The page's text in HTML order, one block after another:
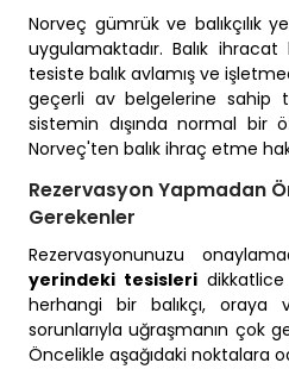
Norveç gümrük ve balıkçılık
uygulamaktadır. Balık ihracat
tesiste balık avlamış ve
geçerli av belgelerine sahip
sistemin dışında normal bir
Norveç'ten balık ihraç etme
Rezervasyon Yapmadan
Gerekenler
Rezervasyonunuzu
yerindeki tesisleridikkatlice
herhangi bir balıkçı, oraya
sorunlarıyla uğraşmanın çok
Öncelikle aşağıdaki noktalara